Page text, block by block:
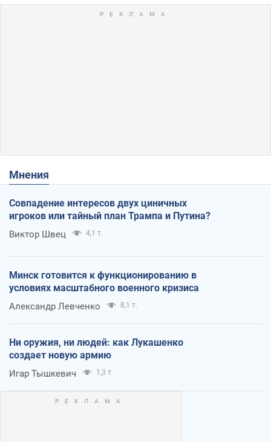
Мнения
Совпадение интересов двух циничных
игроков или тайный план Трампа и Путина?
Виктор Швец 4,1 т.
Минск готовится к функционированию в
условиях масштабного военного кризиса
Александр Левченко 8,1 т.
Ни оружия, ни людей: как Лукашенко
создает новую армию
Игар Тышкевич 1,3 т.